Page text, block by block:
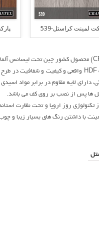
لمینت کراستل-539
دارای لایه مقاوم در برابر مواد
ها پس از نصب بر روی کف می باشد.